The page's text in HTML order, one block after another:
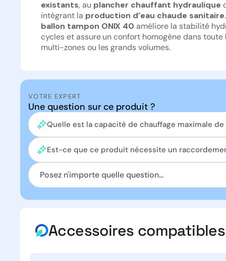
existants, au plancher chauffant hydraulique
intégrant la production d’eau chaude sanitaire
ballon tampon ONIX 40 améliore la stabilité
cycles et assure un confort homogène dans
multi-zones ou les grands volumes.
VOTRE EXPERT
Une question sur ce produit ?
Quelle est la capacité de chauffage maximale
Est-ce que ce produit nécessite un
Accessoires compatibles